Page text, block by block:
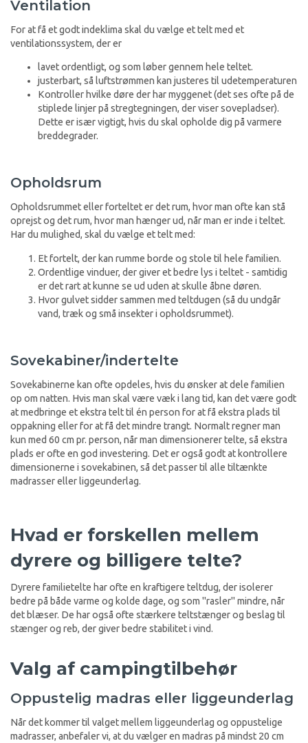
Ventilation
For at få et godt indeklima skal du vælge et telt med et
ventilationssystem, der er
lavet ordentligt, og som løber gennem hele teltet.
justerbart, så luftstrømmen kan justeres til udetemperaturen
Kontroller hvilke døre der har myggenet (det ses ofte på de
stiplede linjer på stregtegningen, der viser sovepladser).
Dette er især vigtigt, hvis du skal opholde dig på varmere
breddegrader.
Opholdsrum
Opholdsrummet eller forteltet er det rum, hvor man ofte kan stå
oprejst og det rum, hvor man hænger ud, når man er inde i teltet.
Har du mulighed, skal du vælge et telt med:
Et fortelt, der kan rumme borde og stole til hele familien.
Ordentlige vinduer, der giver et bedre lys i teltet - samtidig
er det rart at kunne se ud uden at skulle åbne døren.
Hvor gulvet sidder sammen med teltdugen (så du undgår
vand, træk og små insekter i opholdsrummet).
Sovekabiner/indertelte
Sovekabinerne kan ofte opdeles, hvis du ønsker at dele familien
op om natten. Hvis man skal være væk i lang tid, kan det være godt
at medbringe et ekstra telt til én person for at få ekstra plads til
oppakning eller for at få det mindre trangt. Normalt regner man
kun med 60 cm pr. person, når man dimensionerer telte, så ekstra
plads er ofte en god investering. Det er også godt at kontrollere
dimensionerne i sovekabinen, så det passer til alle tiltænkte
madrasser eller liggeunderlag.
Hvad er forskellen mellem
dyrere og billigere telte?
Dyrere familietelte har ofte en kraftigere teltdug, der isolerer
bedre på både varme og kolde dage, og som "rasler" mindre, når
det blæser. De har også ofte stærkere teltstænger og beslag til
stænger og reb, der giver bedre stabilitet i vind.
Valg af campingtilbehør
Oppustelig madras eller liggeunderlag
Når det kommer til valget mellem liggeunderlag og oppustelige
madrasser, anbefaler vi, at du vælger en madras på mindst 20 cm